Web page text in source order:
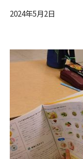
2024年5月2日